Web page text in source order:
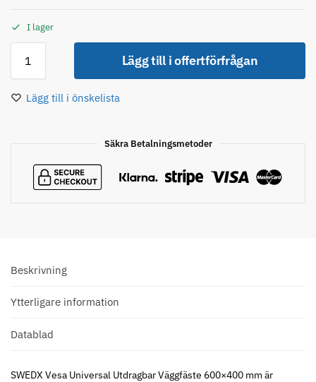
I lager
Lägg till i offertförfrågan
Lägg till i önskelista
Säkra Betalningsmetoder
Beskrivning
Ytterligare information
Datablad
SWEDX Vesa Universal Utdragbar Väggfäste 600×400 mm är